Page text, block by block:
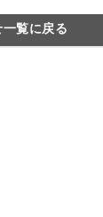
一覧に戻る